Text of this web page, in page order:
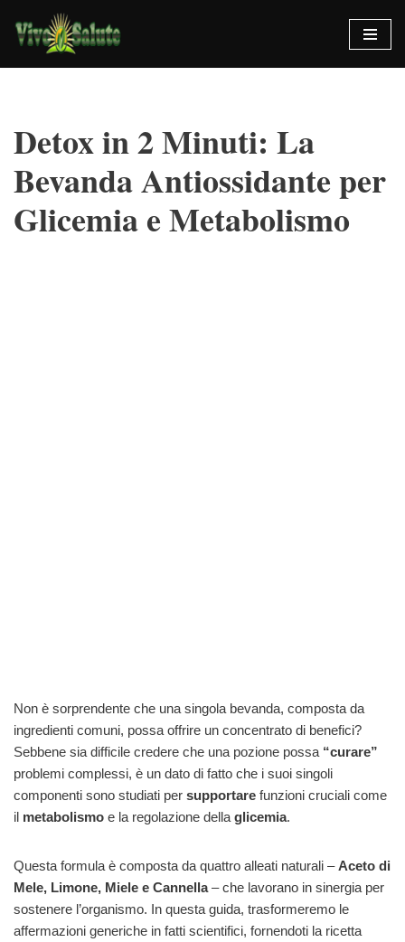
Vai
al
Detox in 2 Minuti: La
Bevanda Antiossidante per
Glicemia e Metabolismo
Non è sorprendente che una singola bevanda, composta da
ingredienti comuni, possa offrire un concentrato di benefici?
Sebbene sia difficile credere che una pozione possa “curare”
problemi complessi, è un dato di fatto che i suoi singoli
componenti sono studiati per supportare funzioni cruciali come
il metabolismo e la regolazione della glicemia.
Questa formula è composta da quattro alleati naturali –Aceto di
Mele, Limone, Miele e Cannella– che lavorano in sinergia per
sostenere l’organismo. In questa guida, trasformeremo le
affermazioni generiche in fatti scientifici, fornendoti la ricetta